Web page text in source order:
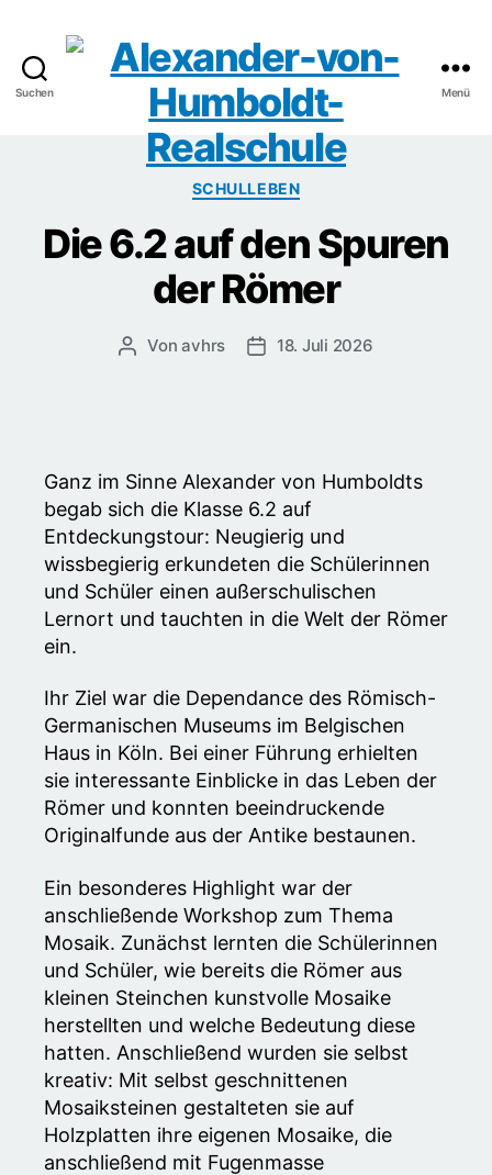
Suchen
Alexander-
von-
Humboldt-
Realschule
Menü
Kategorien
SCHULLEBEN
Die 6.2 auf den Spuren
der Römer
Beitragsautor
Vonavhrs Veröffentlichungsdatum
18. Juli 2026
Ganz im Sinne Alexander von Humboldts
begab sich die Klasse 6.2 auf
Entdeckungstour: Neugierig und
wissbegierig erkundeten die Schülerinnen
und Schüler einen außerschulischen
Lernort und tauchten in die Welt der Römer
ein.
Ihr Ziel war die Dependance des Römisch-
Germanischen Museums im Belgischen
Haus in Köln. Bei einer Führung erhielten
sie interessante Einblicke in das Leben der
Römer und konnten beeindruckende
Originalfunde aus der Antike bestaunen.
Ein besonderes Highlight war der
anschließende Workshop zum Thema
Mosaik. Zunächst lernten die Schülerinnen
und Schüler, wie bereits die Römer aus
kleinen Steinchen kunstvolle Mosaike
herstellten und welche Bedeutung diese
hatten. Anschließend wurden sie selbst
kreativ: Mit selbst geschnittenen
Mosaiksteinen gestalteten sie auf
Holzplatten ihre eigenen Mosaike, die
anschließend mit Fugenmasse